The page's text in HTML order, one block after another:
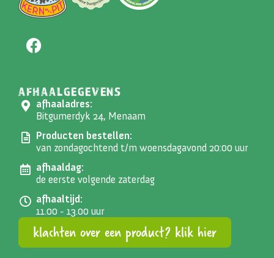
AFHAALGEGEVENS
afhaaladres:
Bitgumerdyk 24, Menaam
Producten bestellen:
van zondagochtend t/m woensdagavond 20:00 uur
afhaaldag:
de eerste volgende zaterdag
afhaaltijd:
11.00 - 13.00 uur
klachten over een product? klik hier